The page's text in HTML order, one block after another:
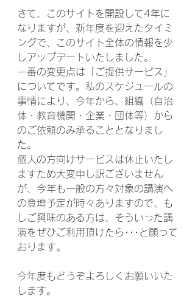
さて、このサイトを開設して4年に
なりますが、新年度を迎えたタイミ
ングで、このサイト全体の情報を少
しアップデートいたしました。
一番の変更点は「ご提供サービス」
についてです。私のスケジュールの
事情により、今年から、組織（自治
体・教育機関・企業・団体等）から
のご依頼のみ承ることとなりまし
た。
個人の方向けサービスは休止いたし
ますため大変申し訳ございません
が、今年も一般の方々対象の講演へ
の登壇予定が時々ありますので、も
しご興味のある方は、そういった講
演をぜひご利用頂けたら･･･と願って
おります。
今年度もどうぞよろしくお願いいた
します。